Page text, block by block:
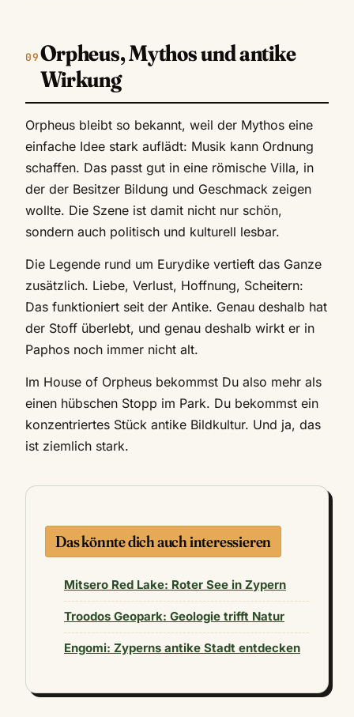
Orpheus, Mythos und antike
Wirkung
Orpheus bleibt so bekannt, weil der Mythos eine
einfache Idee stark auflädt: Musik kann Ordnung
schaffen. Das passt gut in eine römische Villa, in
der der Besitzer Bildung und Geschmack zeigen
wollte. Die Szene ist damit nicht nur schön,
sondern auch politisch und kulturell lesbar.
Die Legende rund um Eurydike vertieft das Ganze
zusätzlich. Liebe, Verlust, Hoffnung, Scheitern:
Das funktioniert seit der Antike. Genau deshalb hat
der Stoff überlebt, und genau deshalb wirkt er in
Paphos noch immer nicht alt.
Im House of Orpheus bekommst Du also mehr als
einen hübschen Stopp im Park. Du bekommst ein
konzentriertes Stück antike Bildkultur. Und ja, das
ist ziemlich stark.
Das könnte dich auch interessieren
Mitsero Red Lake: Roter See in Zypern
Troodos Geopark: Geologie trifft Natur
Engomi: Zyperns antike Stadt entdecken